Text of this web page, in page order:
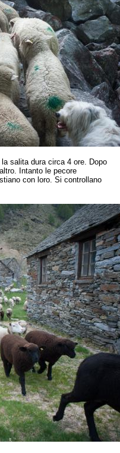
salita dura circa 4 ore. Dopo
Intanto le pecore
con loro. Si controllano